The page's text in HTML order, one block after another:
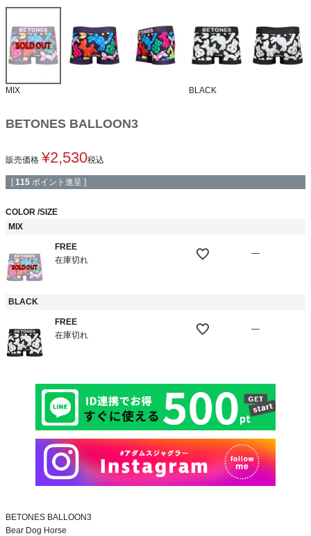
MIX BLACK
BETONES BALLOON3
販売価格 ¥2,530税込
[ 115 ポイント進呈 ]
COLOR SIZE
MIX
FREE
在庫切れ
—
BLACK
FREE
在庫切れ
—
BETONES BALLOON3
Bear Dog Horse